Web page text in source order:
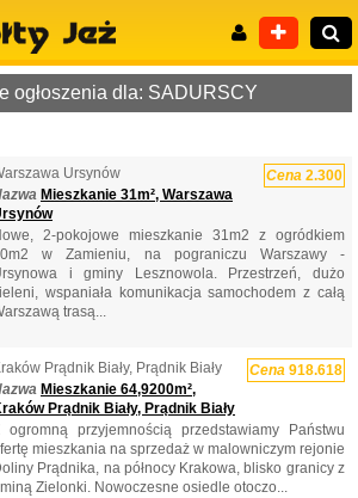
zaawansowane
ogłoszenia dla: SADURSCY
Ursynów Cena 2.300
Mieszkanie 31m², Warszawa
2-pokojowe mieszkanie 31m2 z ogródkiem
w Zamieniu, na pograniczu Warszawy -
i gminy Lesznowola. Przestrzeń, dużo
wspaniała komunikacja samochodem z całą
trasą...
Prądnik Biały, Prądnik Biały Cena 918.618
Mieszkanie 64,9200m²,
Prądnik Biały, Prądnik Biały
ogromną przyjemnością przedstawiamy Państwu
mieszkania na sprzedaż w malowniczym rejonie
Prądnika, na północy Krakowa, blisko granicy z
Zielonki. Nowoczesne osiedle otoczo...